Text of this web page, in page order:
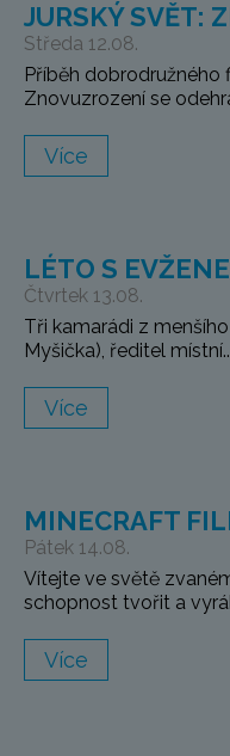
JURSKÝ SVĚT:
Středa 12.08.
Příběh dobrodružného
Znovuzrození se
Více
LÉTO S
Čtvrtek 13.08.
Tři kamarádi z
Myšička), ředitel
Více
MINECRAFT
Pátek 14.08.
Vítejte ve světě
schopnost tvořit a
Více